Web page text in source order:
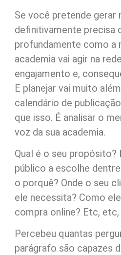
Se você pretende gerar
definitivamente precisa
profundamente como a
academia vai agir na
engajamento e,
E planejar vai muito
calendário de
que isso. É analisar o
voz da sua academia.
Qual é o seu propósito?
público a escolhe
o porquê? Onde o seu
ele necessita? Como
compra online? Etc,
Percebeu quantas
parágrafo são capazes